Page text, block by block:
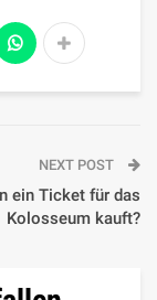
NEXT POST
ein Ticket für das
Kolosseum kauft?